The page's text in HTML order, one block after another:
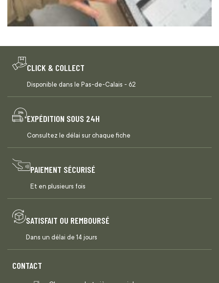
CLICK & COLLECT
Disponible dans le Pas-de-Calais - 62
EXPÉDITION SOUS 24H
Consultez le délai sur chaque fiche
PAIEMENT SÉCURISÉ
Et en plusieurs fois
SATISFAIT OU REMBOURSÉ
Dans un délai de 14 jours
CONTACT